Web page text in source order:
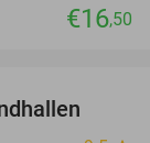
€16,50